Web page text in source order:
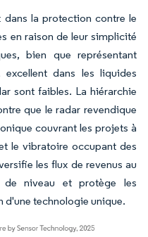
dans la protection contre le
en raison de leur simplicité
bien que représentant
dans les liquides
sont faibles. La hiérarchie
que le radar revendique
couvrant les projets à
le vibratoire occupant des
les flux de revenus au
niveau et protège les
d'une technologie unique.